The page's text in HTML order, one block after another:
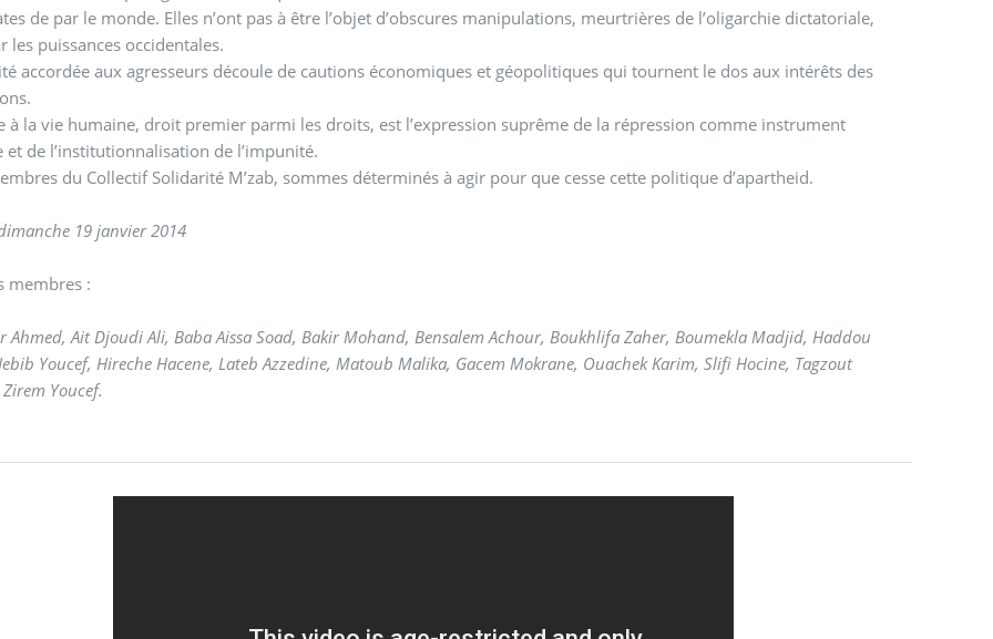
de par le monde. Elles n’ont pas à être l’objet d’obscures manipulations, meurtrières de l’oligarchie dictatoriale,
les puissances occidentales.
accordée aux agresseurs découle de cautions économiques et géopolitiques qui tournent le dos aux intérêts des
à la vie humaine, droit premier parmi les droits, est l’expression suprême de la répression comme instrument
et de l’institutionnalisation de l’impunité.
du Collectif Solidarité M’zab, sommes déterminés à agir pour que cesse cette politique d’apartheid.
19 janvier 2014
membres :
Ahmed, Ait Djoudi Ali, Baba Aissa Soad, Bakir Mohand, Bensalem Achour, Boukhlifa Zaher, Boumekla Madjid, Haddou
Youcef, Hireche Hacene, Lateb Azzedine, Matoub Malika, Gacem Mokrane, Ouachek Karim, Slifi Hocine, Tagzout
Youcef.